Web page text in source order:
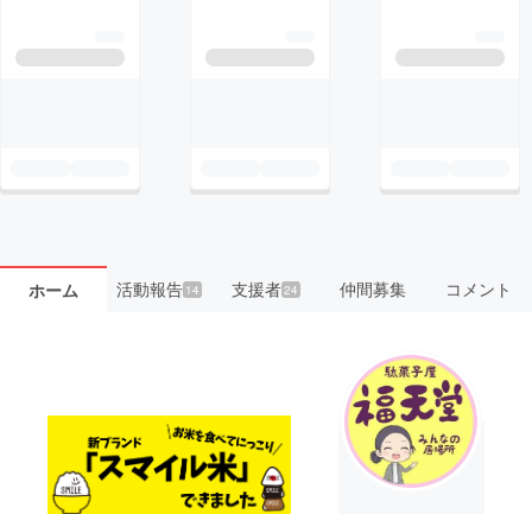
ホーム 活動報告14 支援者24 仲間募集 コメント